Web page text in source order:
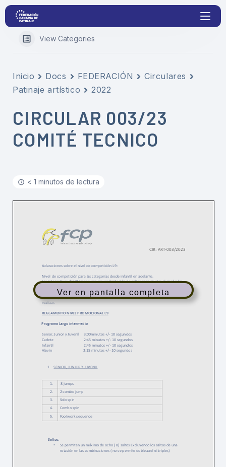
View Categories
Inicio Docs FEDERACIÓN
Circulares
Patinaje artístico
2022
CIRCULAR 003/23
COMITÉ TECNICO
< 1 minutos de lectura
Ver en pantalla completa
Competiciones
Clubs
Documentación
Formación